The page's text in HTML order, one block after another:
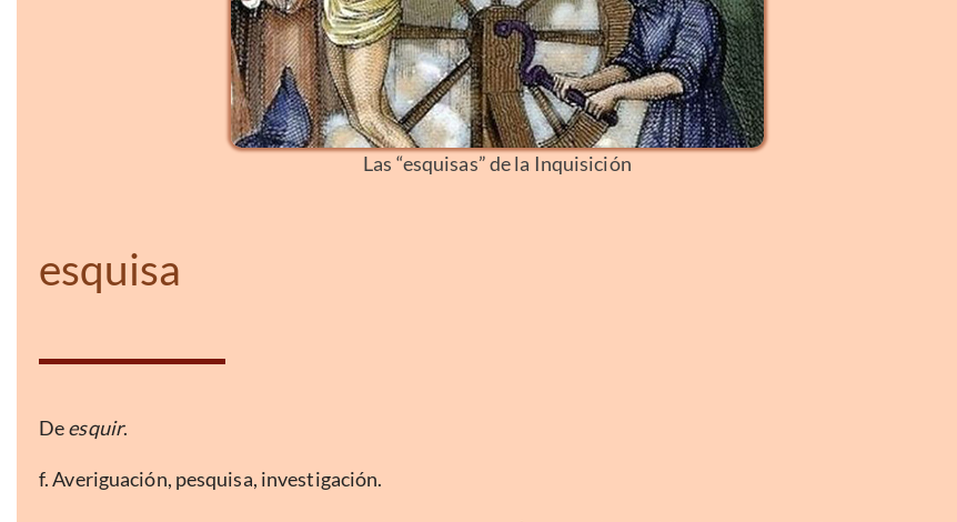
Las “esquisas” de la Inquisición
esquisa
Deesquir.
f. Averiguación, pesquisa, investigación.